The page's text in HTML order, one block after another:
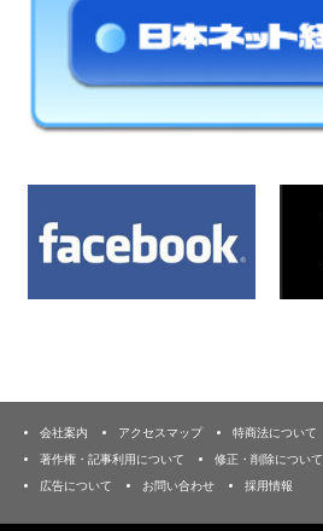
会社案内 アクセスマップ 特商法について
著作権・記事利用について
修正・削除について
広告について
お問い合わせ 採用情報